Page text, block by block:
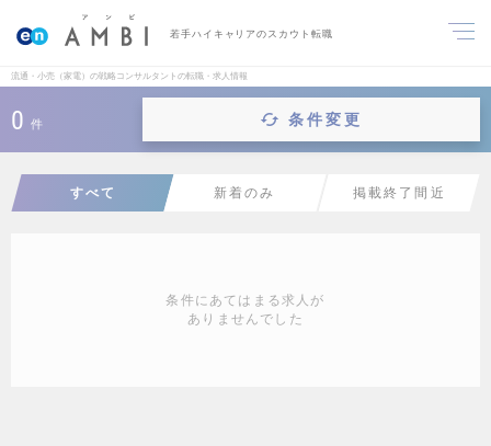
若手ハイキャリアのスカウト転職
流通・小売（家電）の戦略コンサルタントの転職・求人情報
0 件 条件変更
すべて 新着のみ 掲載終了間近
条件にあてはまる求人が
ありませんでした